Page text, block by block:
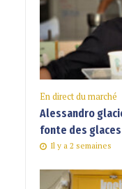
En direct du marché
Alessandro
fonte des
Il y a 2 semaines